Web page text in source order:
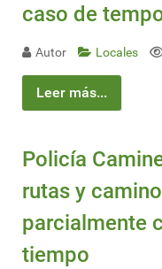
caso de
Autor Locales
Leer más...
Policía
rutas y
parcialmente
tiempo